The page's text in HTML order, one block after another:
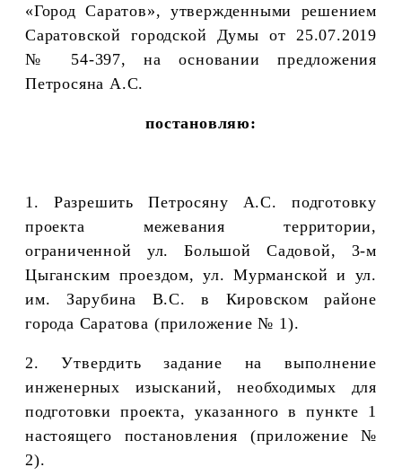
«Город Саратов», утвержденными решением
Саратовской городской Думы от 25.07.2019
№ 54-397, на основании предложения
Петросяна А.С.
постановляю:
1. Разрешить Петросяну А.С. подготовку
проекта межевания территории,
ограниченной ул. Большой Садовой, 3-м
Цыганским проездом, ул. Мурманской и ул.
им. Зарубина В.С. в Кировском районе
города Саратова (приложение № 1).
2.Утвердить задание на выполнение
инженерных изысканий, необходимых для
подготовки проекта, указанного в пункте 1
настоящего постановления (приложение №
2).